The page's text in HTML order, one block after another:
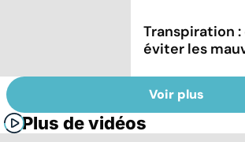
Transpiration
éviter les
Voir plus
Plus de vidéos